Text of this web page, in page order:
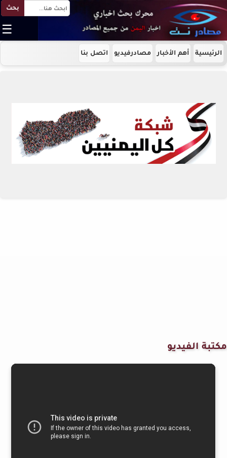
بحث
☰
الرئيسية أهم الأخبار مصادرفيديو اتصل بنا
مكتبة الفيديو